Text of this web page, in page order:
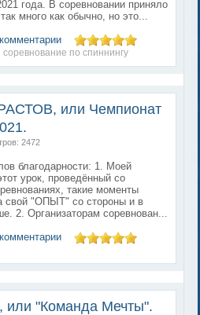
года. В соревновании приняло
много как обычно, но это...
соревнование по спиннингу
или Чемпионат
2472
благодарности: 1. Моей
урок, проведённый со
такие моменты
свой "ОПЫТ" со стороны и в
2. Организаторам соревнован...
или "Команда Мечты".